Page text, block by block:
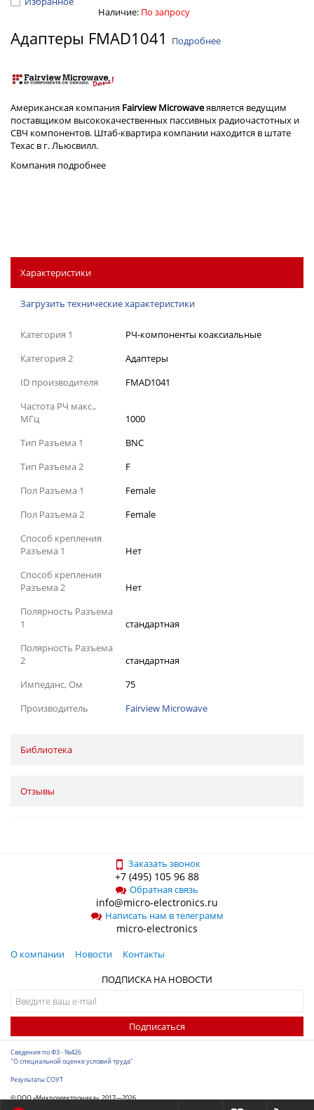
Наличие: По запросу
Адаптеры FMAD1041 Подробнее
Американская компания Fairview Microwaveявляется ведущим
поставщиком высококачественных пассивных радиочастотных и
СВЧ компонентов. Штаб-квартира компании находится в штате
Техас в г. Льюсвилл.
Компания подробнее
Характеристики
Загрузить технические характеристики
Категория 1
РЧ-компоненты коаксиальные
Категория 2
Адаптеры
ID производителя
FMAD1041
Частота РЧ макс.,
МГц
1000
Тип Разъема 1
BNC
Тип Разъема 2
F
Пол Разъема 1
Female
Пол Разъема 2
Female
Способ крепления
Разъема 1
Нет
Способ крепления
Разъема 2
Нет
Полярность Разъема
1
стандартная
Полярность Разъема
2
стандартная
Импеданс, Ом
75
Производитель
Fairview Microwave
Библиотека
Отзывы
Заказать звонок
+7 (495) 105 96 88
Обратная связь
info@micro-electronics.ru
Написать нам в телеграмм
micro-electronics
О компании Новости
Контакты
ПОДПИСКА НА НОВОСТИ
Подписаться
Сведения по ФЗ - №426
"О специальной оценке условий труда"
Результаты СОУТ
© ООО «Микроэлектроника», 2017—2026
Разработка сайта